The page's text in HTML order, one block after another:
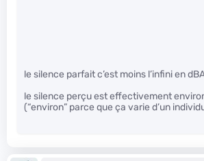
le silence parfait c’est moins l’infini en
le silence perçu est effectivement
(“environ” parce que ça varie d’un